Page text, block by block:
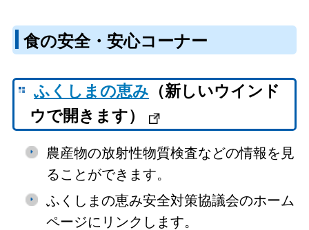
食の安全・安心コーナー
ふくしまの恵み （新しいウインド
ウで開きます）
農産物の放射性物質検査などの情報を見
ることができます。
ふくしまの恵み安全対策協議会のホーム
ページにリンクします。